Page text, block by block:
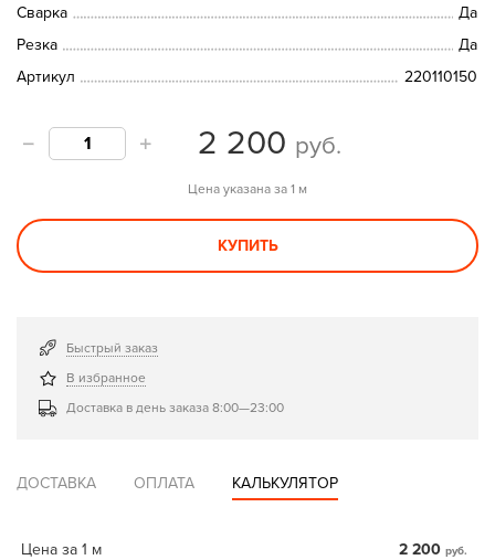
Сварка
Да
Резка
Да
Артикул
220110150
2 200 руб.
Цена указана за 1 м
КУПИТЬ
Быстрый заказ
В избранное
Доставка в день заказа 8:00—23:00
ДОСТАВКА ОПЛАТА КАЛЬКУЛЯТОР
Цена за 1 м 2 200 руб.